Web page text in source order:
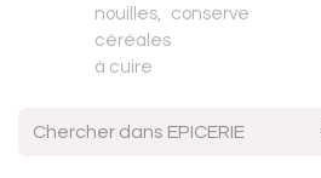
nouilles,
céréales
à cuire
conserve